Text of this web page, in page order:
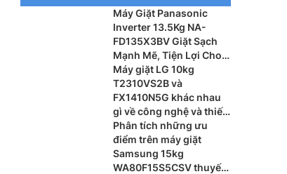
Máy Giặt Panasonic
Inverter 13.5Kg NA-
FD135X3BV Giặt Sạch
Mạnh Mẽ, Tiện Lợi Cho
Gia Đình
Máy giặt LG 10kg
T2310VS2B và
FX1410N5G khác nhau
gì về công nghệ và thiết
kế
Phân tích những ưu
điểm trên máy giặt
Samsung 15kg
WA80F15S5CSV thuyết